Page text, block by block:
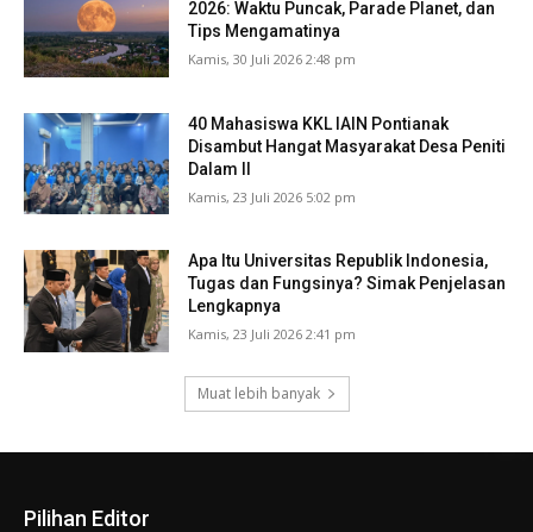
2026: Waktu Puncak, Parade Planet, dan
Tips Mengamatinya
Kamis, 30 Juli 2026 2:48 pm
40 Mahasiswa KKL IAIN Pontianak
Disambut Hangat Masyarakat Desa Peniti
Dalam II
Kamis, 23 Juli 2026 5:02 pm
Apa Itu Universitas Republik Indonesia,
Tugas dan Fungsinya? Simak Penjelasan
Lengkapnya
Kamis, 23 Juli 2026 2:41 pm
Muat lebih banyak
Pilihan Editor